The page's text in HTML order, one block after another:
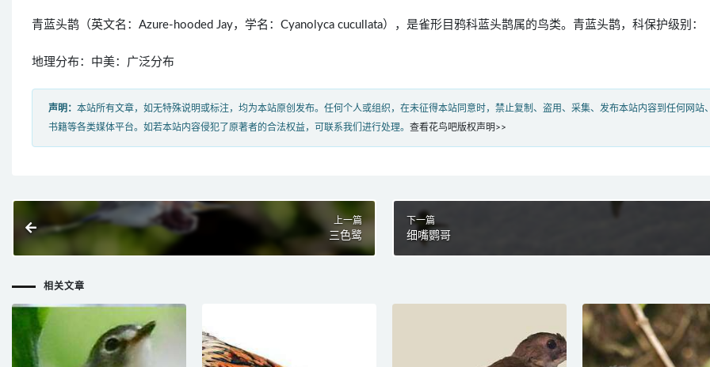
青蓝头鹊（英文名：Azure-hooded Jay，学名：Cyanolyca cucullata），是雀形目鸦科蓝头鹊属的鸟类。青蓝头鹊，科保护级别：
地理分布：中美：广泛分布
声明： 本站所有文章，如无特殊说明或标注，均为本站原创发布。任何个人或组织，在未征得本站同意时，禁止复制、盗用、采集、发布本站内容到任何网站
书籍等各类媒体平台。如若本站内容侵犯了原著者的合法权益，可联系我们进行处理。 查看花鸟吧版权声明>>
上一篇
三色鹭
下一篇
细嘴鹦哥
相关文章